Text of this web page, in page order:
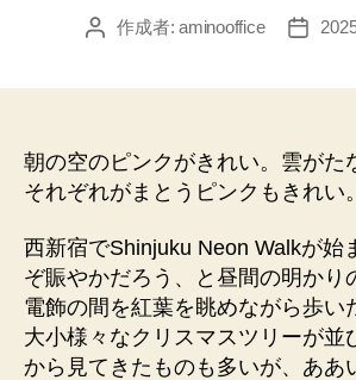
の
グ
投
作成者:aminooffice
投
朝の空のピンクがきれい。雲がた
それぞれがまとうピンクもきれい。
西新宿でShinjuku Neon Walkが始
ぞ賑やかだろう、と昼間の明かり
電飾の間を紅葉を眺めながら歩い
大小様々なクリスマスツリーが並
から見てきたものも多いが、ああ